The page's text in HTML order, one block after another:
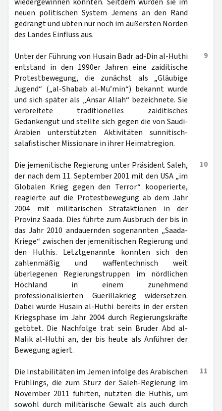
neuen politischen System Jemens an den Rand
gedrängt und übten nur noch im äußersten Norden
des Landes Einfluss aus.
9
Unter der Führung von Husain Badr ad-Din al-Huthi
entstand in den 1990er Jahren eine zaiditische
Protestbewegung, die zunächst als „Gläubige
Jugend“ („al-Shabab al-Mu’min“) bekannt wurde
und sich später als „Ansar Allah“ bezeichnete. Sie
verbreitete traditionelles zaiditisches
Gedankengut und stellte sich gegen die von Saudi-
Arabien unterstützten Aktivitäten sunnitisch-
salafistischer Missionare in ihrer Heimatregion.
10
Die jemenitische Regierung unter Präsident Saleh,
der nach dem 11. September 2001 mit den USA „im
Globalen Krieg gegen den Terror“ kooperierte,
reagierte auf die Protestbewegung ab dem Jahr
2004 mit militärischen Strafaktionen in der
Provinz Saada. Dies führte zum Ausbruch der bis in
das Jahr 2010 andauernden sogenannten „Saada-
Kriege“ zwischen der jemenitischen Regierung und
den Huthis. Letztgenannte konnten sich den
zahlenmäßig und waffentechnisch weit
überlegenen Regierungstruppen im nördlichen
Hochland in einem zunehmend
professionalisierten Guerillakrieg widersetzen.
Dabei wurde Husain al-Huthi bereits in der ersten
Kriegsphase im Jahr 2004 durch Regierungskräfte
getötet. Die Nachfolge trat sein Bruder Abd al-
Malik al-Huthi an, der bis heute als Anführer der
Bewegung agiert.
11
Die Instabilitäten im Jemen infolge des Arabischen
Frühlings, die zum Sturz der Saleh-Regierung im
November 2011 führten, nutzten die Huthis, um
sowohl durch militärische Gewalt als auch durch